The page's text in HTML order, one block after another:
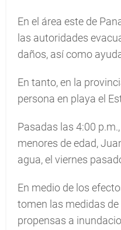
En el área este de
las autoridades
daños, así como
En tanto, en la
persona en playa el
Pasadas las 4:00
menores de edad,
agua, el viernes
En medio de los
tomen las medidas
propensas a